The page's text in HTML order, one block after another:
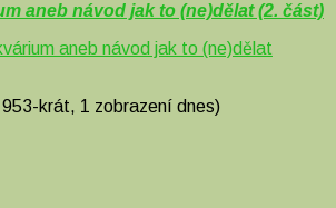
aneb návod jak to (ne)dělat (2. část)
aneb návod jak to (ne)dělat
krát, 1 zobrazení dnes)